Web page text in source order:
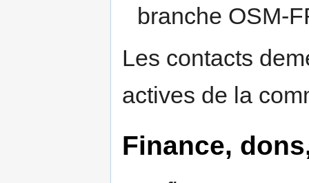
branche OSM-
Les contacts
actives de la
Finance,